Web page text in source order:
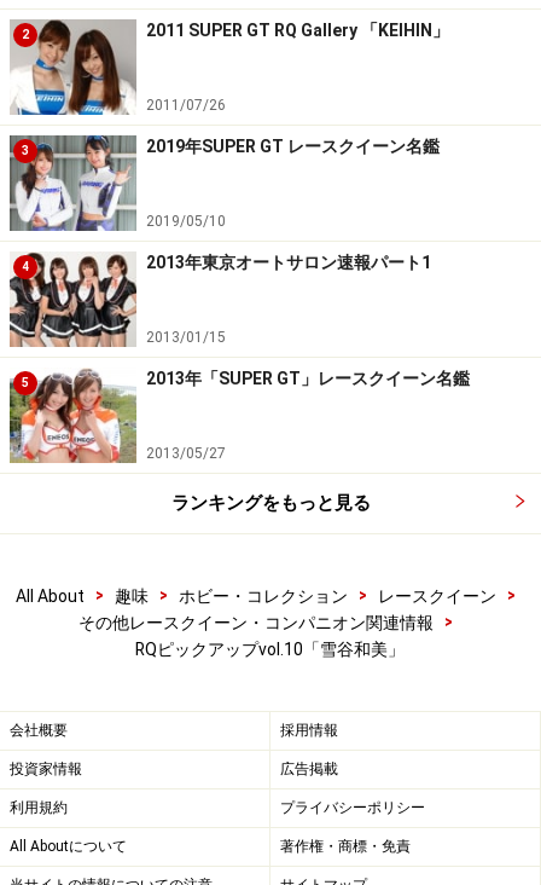
2 2011 SUPER GT RQ Gallery 「KEIHIN」
2011/07/26
3 2019年SUPER GT レースクイーン名鑑
2019/05/10
4 2013年東京オートサロン速報パート1
2013/01/15
5 2013年「SUPER GT」レースクイーン名鑑
2013/05/27
ランキングをもっと見る
All About > 趣味 > ホビー・コレクション > レースクイーン
>
その他レースクイーン・コンパニオン関連情報
>
RQピックアップvol.10「雪谷和美」
会社概要 採用情報
投資家情報 広告掲載
利用規約 プライバシーポリシー
All Aboutについて 著作権・商標・免責